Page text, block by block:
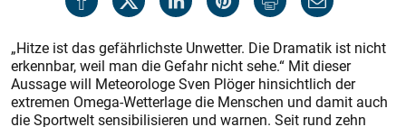
„Hitze ist das gefährlichste Unwetter. Die Dramatik ist nicht
erkennbar, weil man die Gefahr nicht sehe.“ Mit dieser
Aussage will Meteorologe Sven Plöger hinsichtlich der
extremen Omega-Wetterlage die Menschen und damit auch
die Sportwelt sensibilisieren und warnen. Seit rund zehn